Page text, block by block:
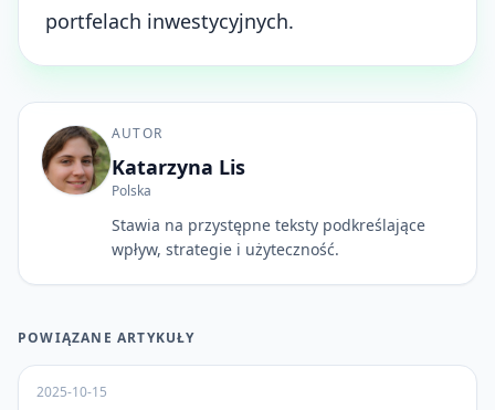
portfelach inwestycyjnych.
AUTOR
Katarzyna Lis
Polska
Stawia na przystępne teksty podkreślające
wpływ, strategie i użyteczność.
POWIĄZANE ARTYKUŁY
2025-10-15